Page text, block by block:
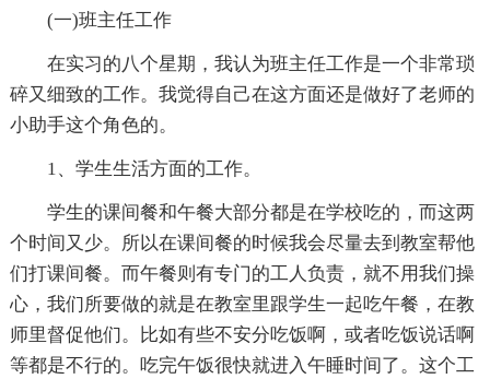
(一)班主任工作
在实习的八个星期，我认为班主任工作是一个非常琐
碎又细致的工作。我觉得自己在这方面还是做好了老师的
小助手这个角色的。
1、学生生活方面的工作。
学生的课间餐和午餐大部分都是在学校吃的，而这两
个时间又少。所以在课间餐的时候我会尽量去到教室帮他
们打课间餐。而午餐则有专门的工人负责，就不用我们操
心，我们所要做的就是在教室里跟学生一起吃午餐，在教
师里督促他们。比如有些不安分吃饭啊，或者吃饭说话啊
等都是不行的。吃完午饭很快就进入午睡时间了。这个工